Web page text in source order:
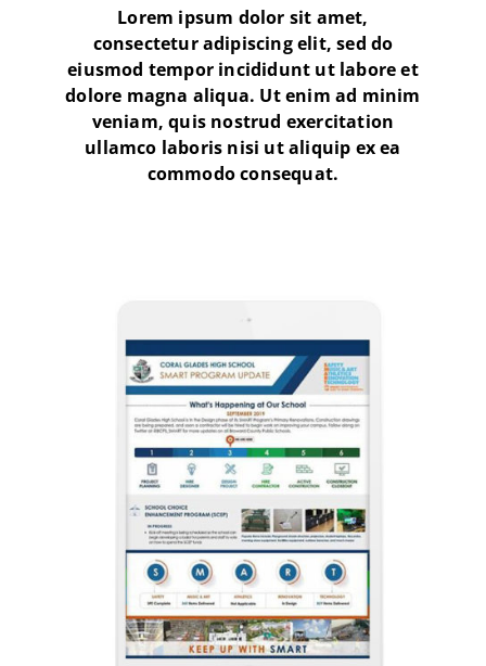
Lorem ipsum dolor sit amet,
consectetur adipiscing elit, sed do
eiusmod tempor incididunt ut labore et
dolore magna aliqua. Ut enim ad minim
veniam, quis nostrud exercitation
ullamco laboris nisi ut aliquip ex ea
commodo consequat.